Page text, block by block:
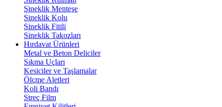
Sineklik Menteşe
Sineklik Kolu
Sineklik Fitili
Sineklik Takozları
Hırdavat Ürünleri
Metal ve Beton Deliciler
Sıkma Uçları
Kesiciler ve Taşlamalar
Ölçme Aletleri
Koli Bandı
Streç Film